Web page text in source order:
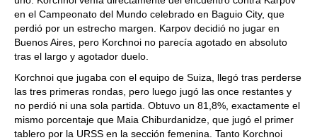
en el Campeonato del Mundo celebrado en Baguio City, que
perdió por un estrecho margen. Karpov decidió no jugar en
Buenos Aires, pero Korchnoi no parecía agotado en absoluto
tras el largo y agotador duelo.
Korchnoi que jugaba con el equipo de Suiza, llegó tras perderse
las tres primeras rondas, pero luego jugó las once restantes y
no perdió ni una sola partida. Obtuvo un 81,8%, exactamente el
mismo porcentaje que Maia Chiburdanidze, que jugó el primer
tablero por la URSS en la sección femenina. Tanto Korchnoi